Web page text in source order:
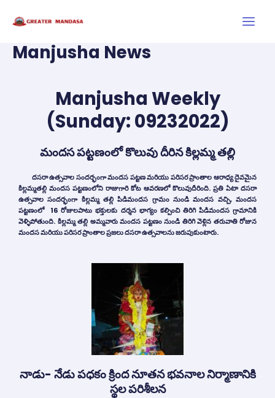
Manjusha News
Manjusha Weekly
(Sunday: 09232022)
మందస పట్టణంలో కొలువు దీరిన కిల్లమ్మ తల్లి
దసరా ఉత్సవాల సందర్భంగా మందస పట్టణ మరియు పరిసర ప్రాంతాల ఆరాధ్య దైవమైన
కిల్లమ్మతల్లి మందస పట్టణంలోని రాజుగారి కోట ఆవరణలో కొలువుదీరింది. ప్రతి ఏటా దసరా
ఉత్సవాల సందర్భంగా కిల్లమ్మ తల్లి పిడిమందస గ్రామం నుండి మందస వచ్చి, మందస
పట్టణంలో 16 రోజులపాటు భక్తులకు దర్శన భాగ్యం కల్పించి తిరిగి పిడిమందస గ్రామానికి
వెళ్ళిపోతుంది. కిల్లమ్మ తల్లి అమ్మవారు మందస పట్టణం నుండి తిరిగి వెళ్లిన తరువాతి రోజున
మందస మరియు పరిసర ప్రాంతాల ప్రజలు దసరా ఉత్సవాలను జరుపుకుంటారు.
నాడు- నేడు పధకం క్రింద నూతన భవనాల నిర్మాణానికి
స్థల పరిశీలన
Post